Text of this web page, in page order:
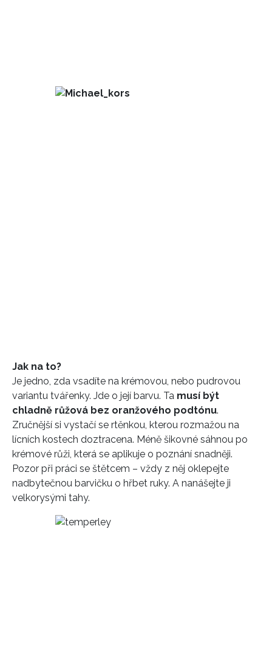
Jak na to?
Je jedno, zda vsadíte na krémovou, nebo pudrovou
variantu tvářenky. Jde o její barvu. Ta musí být
chladně růžová bez oranžového podtónu.
Zručnější si vystačí se rtěnkou, kterou rozmažou na
lícních kostech doztracena. Méně šikovné sáhnou po
krémové růži, která se aplikuje o poznání snadněji.
Pozor při práci se štětcem – vždy z něj oklepejte
nadbytečnou barvičku o hřbet ruky. A nanášejte ji
velkorysými tahy.